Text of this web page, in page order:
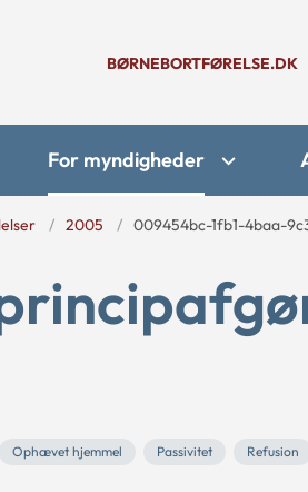
BØRNEBORTFØRELSE.DK
For myndigheder
2005 009454bc-1fb1-4baa-
Ophævet hjemmel Passivitet Refusion